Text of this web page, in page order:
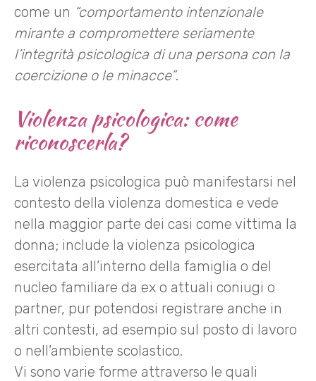
come un “comportamento intenzionale
mirante a compromettere seriamente
l’integrità psicologica di una persona con la
coercizione o le minacce”.
Violenza psicologica: come
riconoscerla?
La violenza psicologica può manifestarsi nel
contesto della violenza domestica e vede
nella maggior parte dei casi come vittima la
donna; include la violenza psicologica
esercitata all’interno della famiglia o del
nucleo familiare da ex o attuali coniugi o
partner, pur potendosi registrare anche in
altri contesti, ad esempio sul posto di lavoro
o nell’ambiente scolastico.
Vi sono varie forme attraverso le quali